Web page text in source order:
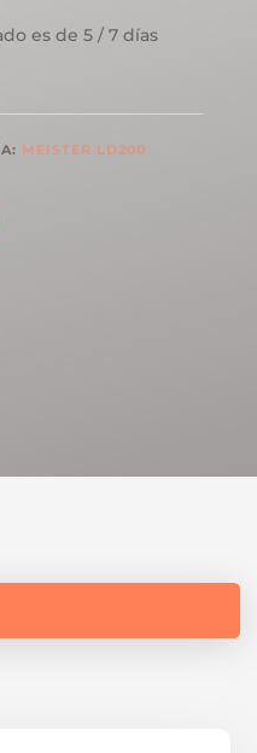
es de 5 / 7 días
MEISTER LD200